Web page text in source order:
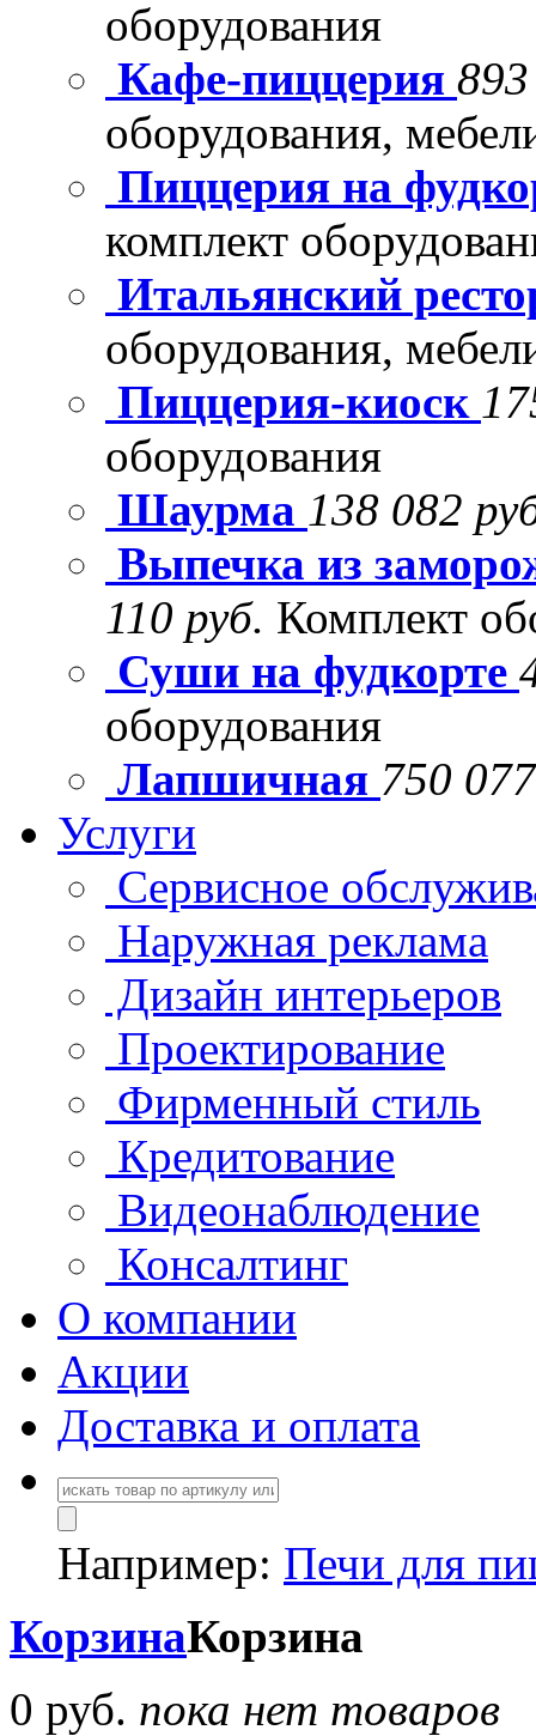
оборудования
Кафе-пиццерия
оборудования,
Пиццерия на
комплект
Итальянский
оборудования,
Пиццерия-киоск
оборудования
Шаурма 138 082
Выпечка из
110 руб. Комплект
Суши на фудкорте
оборудования
Лапшичная 750
Услуги
Сервисное
Наружная реклама
Дизайн интерьеров
Проектирование
Фирменный стиль
Кредитование
Видеонаблюдение
Консалтинг
О компании
Акции
Доставка и оплата
Например: Печи для
КорзинаКорзина
0 руб. пока нет товаров